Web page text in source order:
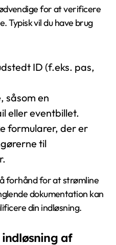
for at verificere
Typisk vil du have brug
ID (f.eks. pas,
såsom en
eller eventbillet.
formularer, der er
til
forhånd for at strømline
dokumentation kan
din indløsning.
af